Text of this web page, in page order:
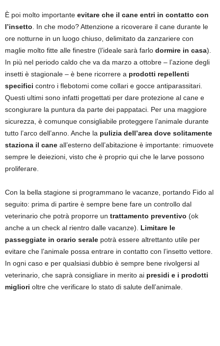
È poi molto importante evitare che il cane entri in contatto con
l’insetto . In che modo? Attenzione a ricoverare il cane durante le
ore notturne in un luogo chiuso, delimitato da zanzariere con
maglie molto fitte alle finestre (l’ideale sarà farlo dormire in casa).
In più nel periodo caldo che va da marzo a ottobre – l’azione degli
insetti è stagionale – è bene ricorrere a prodotti repellenti
specifici contro i flebotomi come collari e gocce antiparassitari.
Questi ultimi sono infatti progettati per dare protezione al cane e
scongiurare la puntura da parte dei pappataci. Per una maggiore
sicurezza, è comunque consigliabile proteggere l’animale durante
tutto l’arco dell’anno. Anche la pulizia dell’area dove solitamente
staziona il cane all’esterno dell’abitazione è importante: rimuovete
sempre le deiezioni, visto che è proprio qui che le larve possono
proliferare.
Con la bella stagione si programmano le vacanze, portando Fido al
seguito: prima di partire è sempre bene fare un controllo dal
veterinario che potrà proporre un trattamento preventivo (ok
anche a un check al rientro dalle vacanze). Limitare le
passeggiate in orario serale potrà essere altrettanto utile per
evitare che l’animale possa entrare in contatto con l’insetto vettore.
In ogni caso e per qualsiasi dubbio è sempre bene rivolgersi al
veterinario, che saprà consigliare in merito ai presidi e i prodotti
migliori oltre che verificare lo stato di salute dell’animale.